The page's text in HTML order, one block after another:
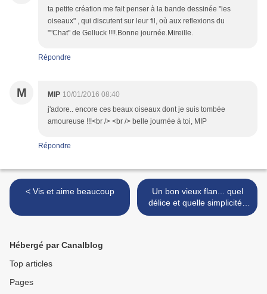
ta petite création me fait penser à la bande dessinée "les
oiseaux" , qui discutent sur leur fil, où aux reflexions du
""Chat" de Gelluck !!!!.Bonne journée.Mireille.
Répondre
M MIP 10/01/2016 08:40
j'adore.. encore ces beaux oiseaux dont je suis tombée
amoureuse !!!<br /> <br /> belle journée à toi, MIP
Répondre
< Vis et aime beaucoup
Un bon vieux flan... quel
délice et quelle simplicité !
(recette) >
Hébergé par Canalblog
Top articles
Pages